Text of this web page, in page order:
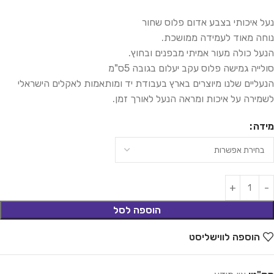
נעל איכותי בצבע אדום פלוס שחור
נוחה מאוד לעמידה ממושכת.
הנעל כולה מעור אמיתי מבפנים ובחוץ.
סולייה גמישה פלוס עקב יעלום בגובה 5ס"מ
הנעליים שלנו מיוצרים בארץ בעבודת יד ומותאמות לאקלים הישראלי
לשמירה על איכות ומראה הנעל לאורך זמן.
מידה
הוספה לסל
הוספה לווישליסט